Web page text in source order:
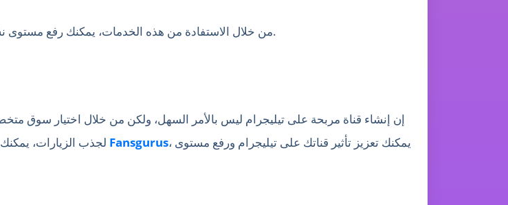
من خلال الاستفادة من هذه الخدمات، يمكنك رفع مستوى نشاط قناتك على تيليجرام بسرعة وتوسيع نطاق تأثيرها بشكل ملحوظ.
إن إنشاء قناة مربحة على تيليجرام ليس بالأمر السهل، ولكن من خلال اختيار سوق
Fansgurus، يمكنك تعزيز تأثير قناتك على تيليجرام ورفع مستوى